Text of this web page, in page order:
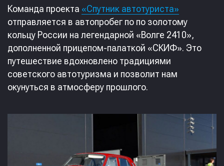
Команда проекта «Спутник автотуриста»
отправляется в автопробег по по золотому
кольцу России на легендарной «Волге 2410»,
дополненной прицепом-палаткой «СКИФ». Это
путешествие вдохновлено традициями
советского автотуризма и позволит нам
окунуться в атмосферу прошлого.